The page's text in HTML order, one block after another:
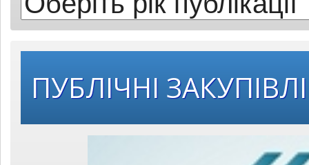
ПУБЛІЧНІ ЗАКУПІВЛІ